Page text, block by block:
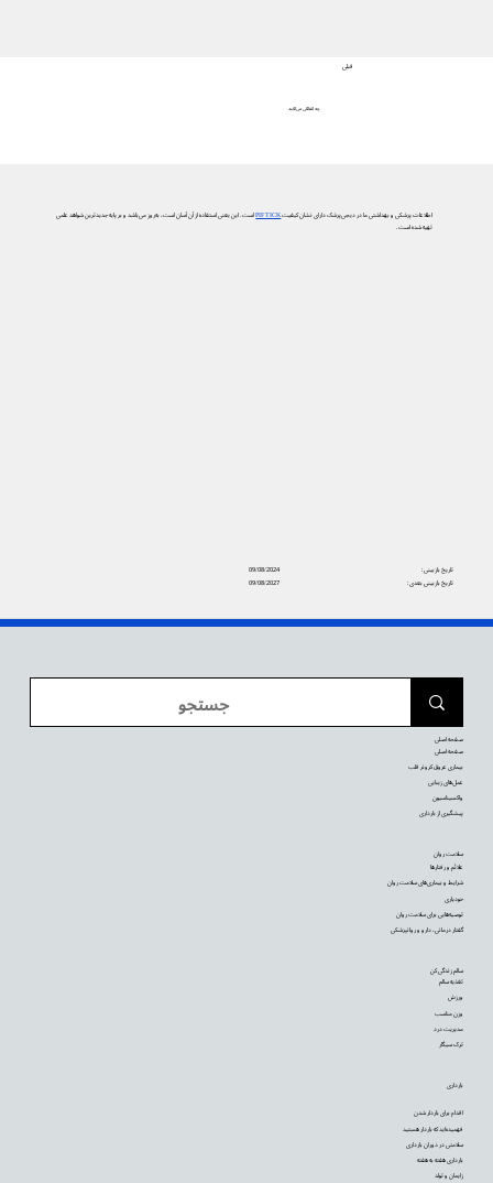
چه اتفاقی می‌افتد
قبلی
اطلاعات پزشکی و بهداشتی ما در دیجی‌پزشک دارای نشان کیفیتPIF TICKاست. این یعنی استفاده از آن آسان است، به‌روز می‌باشد و بر پایه جدیدترین شواهد علمی
تهیه شده است.
09/08/2024
تاریخ بازبینی:
09/08/2027
تاریخ بازبینی بعدی:
بارداری
اقدام برای باردار شدن
فهمیده‌اید که باردار هستید
سلامتی در دوران بارداری
بارداری هفته به هفته
زایمان و تولد
سالم زندگی کن
تغذیه سالم
ورزش
وزن مناسب
مدیریت درد
ترک سیگار
سلامت روان
علائم و رفتارها
شرایط و بیماری‌های سلامت روان
خودیاری
توصیه‌‌هایی برای سلامت روان
گفتار درمانی، دارو و روانپزشکی
صفحه اصلی
صفحه اصلی
بیماری عروق کرونر قلب
عمل‌های زیبایی
واکسیناسیون
پیشگیری از بارداری